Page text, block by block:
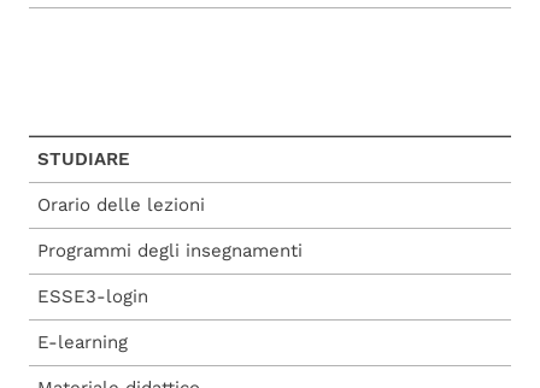
STUDIARE
Orario delle lezioni
Programmi degli insegnamenti
ESSE3-login
E-learning